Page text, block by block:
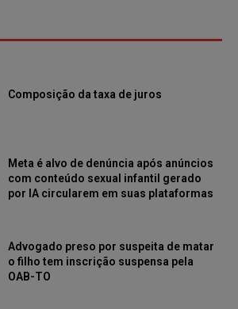
Composição da taxa de juros
Meta é alvo de denúncia após anúncios
com conteúdo sexual infantil gerado
por IA circularem em suas plataformas
Advogado preso por suspeita de matar
o filho tem inscrição suspensa pela
OAB-TO